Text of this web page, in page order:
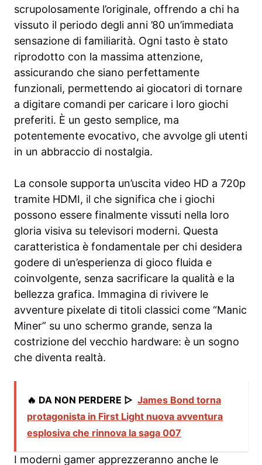
scrupolosamente l’originale, offrendo a chi ha
vissuto il periodo degli anni ’80 un’immediata
sensazione di familiarità. Ogni tasto è stato
riprodotto con la massima attenzione,
assicurando che siano perfettamente
funzionali, permettendo ai giocatori di tornare
a digitare comandi per caricare i loro giochi
preferiti. È un gesto semplice, ma
potentemente evocativo, che avvolge gli utenti
in un abbraccio di nostalgia.
La console supporta un’uscita video HD a 720p
tramite HDMI, il che significa che i giochi
possono essere finalmente vissuti nella loro
gloria visiva su televisori moderni. Questa
caratteristica è fondamentale per chi desidera
godere di un’esperienza di gioco fluida e
coinvolgente, senza sacrificare la qualità e la
bellezza grafica. Immagina di rivivere le
avventure pixelate di titoli classici come “Manic
Miner” su uno schermo grande, senza la
costrizione del vecchio hardware: è un sogno
che diventa realtà.
🔥 DA NON PERDERE ▷ James Bond torna
protagonista in First Light nuova avventura
esplosiva che rinnova la saga 007
I moderni gamer apprezzeranno anche le